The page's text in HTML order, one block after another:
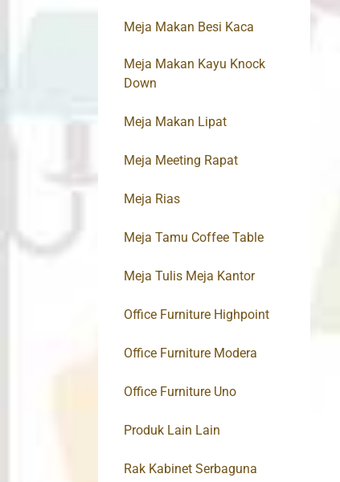
Meja Makan Besi Kaca
Meja Makan Kayu Knock
Down
Meja Makan Lipat
Meja Meeting Rapat
Meja Rias
Meja Tamu Coffee Table
Meja Tulis Meja Kantor
Office Furniture Highpoint
Office Furniture Modera
Office Furniture Uno
Produk Lain Lain
Rak Kabinet Serbaguna